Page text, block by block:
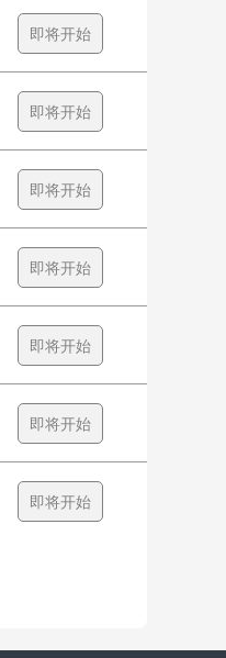
即将开始
即将开始
即将开始
即将开始
即将开始
即将开始
即将开始